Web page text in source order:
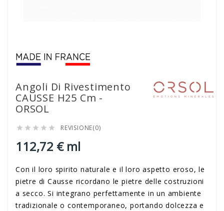
Angoli Di Rivestimento
CAUSSE H25 Cm -
ORSOL
     REVISIONE(0)
112,72 € ml
Con il loro spirito naturale e il loro aspetto eroso, le
pietre di Causse ricordano le pietre delle costruzioni
a secco. Si integrano perfettamente in un ambiente
tradizionale o contemporaneo, portando dolcezza e